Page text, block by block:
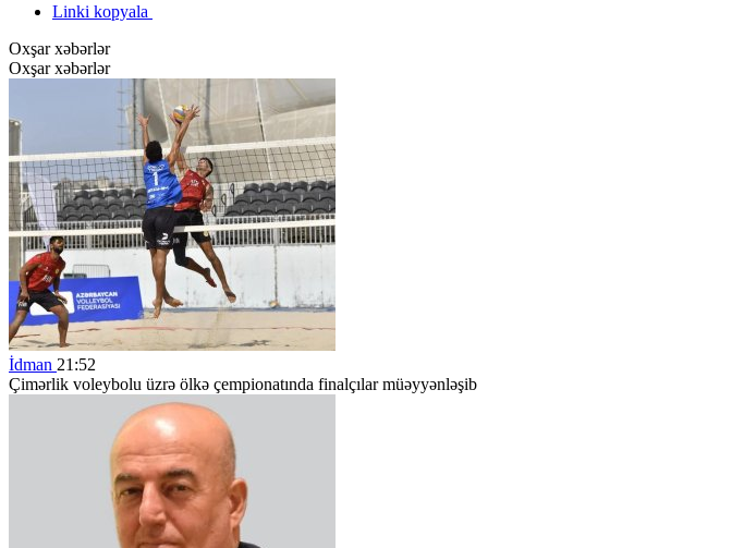
Linki kopyala
Oxşar xəbərlər
Oxşar xəbərlər
İdman 21:52
Çimərlik voleybolu üzrə ölkə çempionatında finalçılar müəyyənləşib